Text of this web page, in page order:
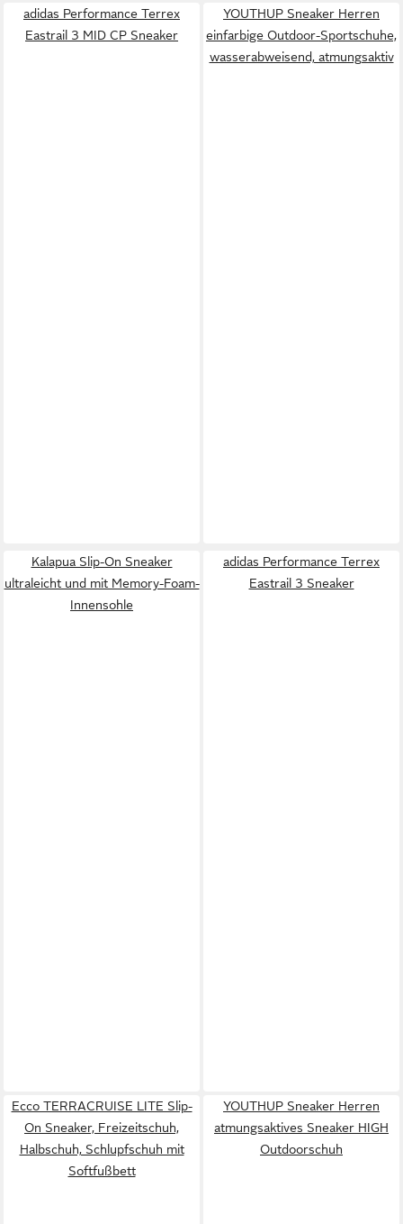
adidas Performance Terrex
Eastrail 3 MID CP Sneaker
YOUTHUP Sneaker Herren
einfarbige Outdoor-Sportschuhe,
wasserabweisend, atmungsaktiv
Kalapua Slip-On Sneaker
ultraleicht und mit Memory-Foam-
Innensohle
adidas Performance Terrex
Eastrail 3 Sneaker
Ecco TERRACRUISE LITE Slip-
On Sneaker, Freizeitschuh,
Halbschuh, Schlupfschuh mit
Softfußbett
YOUTHUP Sneaker Herren
atmungsaktives Sneaker HIGH
Outdoorschuh